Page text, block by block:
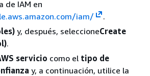
de IAM en
iam/
.
y, después, seleccioneCreate
.
servicio como el tipo de
y, a continuación, utilice la